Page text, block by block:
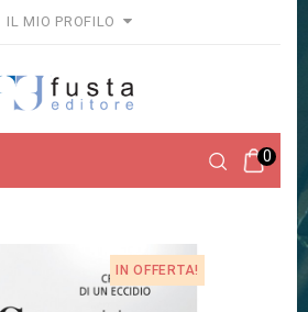
IL MIO PROFILO
0
IN OFFERTA!